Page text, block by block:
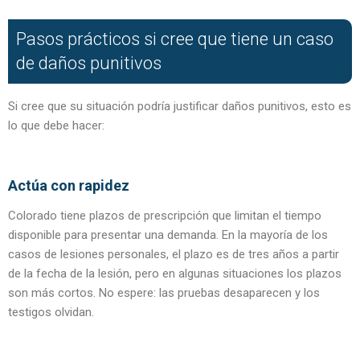
Pasos prácticos si cree que tiene un caso
de daños punitivos
Si cree que su situación podría justificar daños punitivos, esto es
lo que debe hacer:
Actúa con rapidez
Colorado tiene plazos de prescripción que limitan el tiempo
disponible para presentar una demanda. En la mayoría de los
casos de lesiones personales, el plazo es de tres años a partir
de la fecha de la lesión, pero en algunas situaciones los plazos
son más cortos. No espere: las pruebas desaparecen y los
testigos olvidan.